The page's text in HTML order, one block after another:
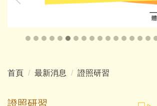
首頁 最新消息 證照研習
證照研習